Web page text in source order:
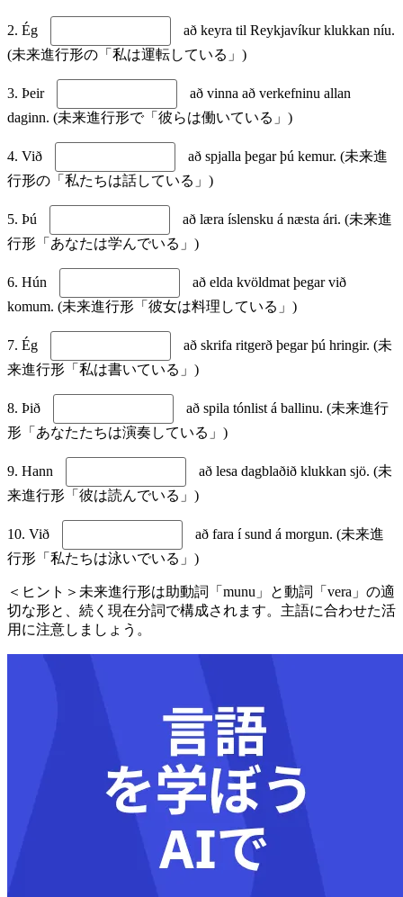
2. Ég
að keyra til Reykjavíkur klukkan níu.
(未来進行形の「私は運転している」)
3. Þeir
að vinna að verkefninu allan
daginn. (未来進行形で「彼らは働いている」)
4. Við
að spjalla þegar þú kemur. (未来進
行形の「私たちは話している」)
5. Þú
að læra íslensku á næsta ári. (未来進
行形「あなたは学んでいる」)
6. Hún
að elda kvöldmat þegar við
komum. (未来進行形「彼女は料理している」)
7. Ég
að skrifa ritgerð þegar þú hringir. (未
来進行形「私は書いている」)
8. Þið
að spila tónlist á ballinu. (未来進行
形「あなたたちは演奏している」)
9. Hann
að lesa dagblaðið klukkan sjö. (未
来進行形「彼は読んでいる」)
10. Við
að fara í sund á morgun. (未来進
行形「私たちは泳いでいる」)
＜ヒント＞未来進行形は助動詞「munu」と動詞「vera」の適
切な形と、続く現在分詞で構成されます。主語に合わせた活
用に注意しましょう。